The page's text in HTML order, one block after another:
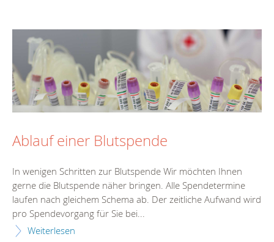
Ablauf einer Blutspende
In wenigen Schritten zur Blutspende Wir möchten Ihnen
gerne die Blutspende näher bringen. Alle Spendetermine
laufen nach gleichem Schema ab. Der zeitliche Aufwand wird
pro Spendevorgang für Sie bei...
Weiterlesen